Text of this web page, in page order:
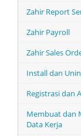
Zahir Report
Zahir Payroll
Zahir Sales
Install dan
Registrasi dan
Membuat dan
Data Kerja